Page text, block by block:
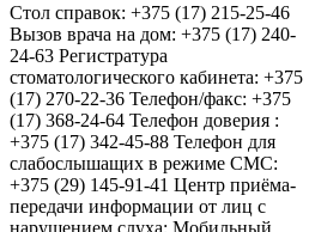
Стол справок: +375 (17) 215-25-46
Вызов врача на дом: +375 (17) 240-
24-63 Регистратура
стоматологического кабинета: +375
(17) 270-22-36 Телефон/факс: +375
(17) 368-24-64 Телефон доверия :
+375 (17) 342-45-88 Телефон для
слабослышащих в режиме СМС:
+375 (29) 145-91-41 Центр приёма-
передачи информации от лиц с
нарушением слуха: Мобильный